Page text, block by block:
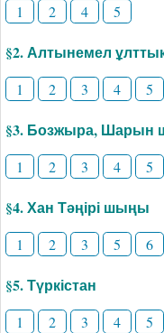
1 2 4 5
§2. Алтынемел
1 2 3 4 5
§3. Бозжыра, Шарын
1 2 3 4 5
§4. Хан Тәңірі шыңы
1 2 3 5 6
§5. Түркістан
1 2 3 4 5